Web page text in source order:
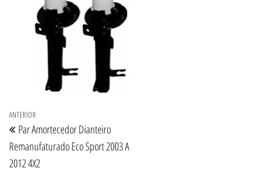
Navegação de Post
Post anterior
ANTERIOR
Par Amortecedor Dianteiro
Remanufaturado Eco Sport 2003 A
2012 4X2